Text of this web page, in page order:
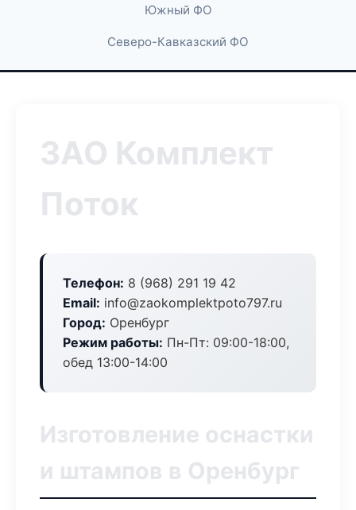
Южный ФО
Северо-Кавказский ФО
ЗАО Комплект
Поток
Телефон: 8 (968) 291 19 42
Email: info@zaokomplektpoto797.ru
Город: Оренбург
Режим работы: Пн-Пт: 09:00-18:00,
обед 13:00-14:00
Изготовление оснастки
и штампов в Оренбург